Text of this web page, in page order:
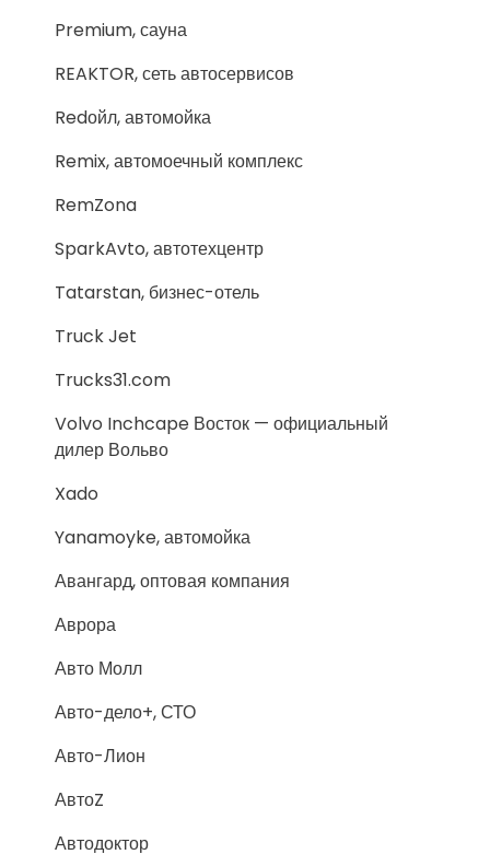
Premium, сауна
REAKTOR, сеть автосервисов
Redойл, автомойка
Remix, автомоечный комплекс
RemZona
SparkAvto, автотехцентр
Tatarstan, бизнес-отель
Truck Jet
Trucks31.com
Volvo Inchcape Восток — официальный
дилер Вольво
Xado
Yanamoyke, автомойка
Авангард, оптовая компания
Аврора
Авто Молл
Авто-дело+, СТО
Авто-Лион
АвтоZ
Автодоктор